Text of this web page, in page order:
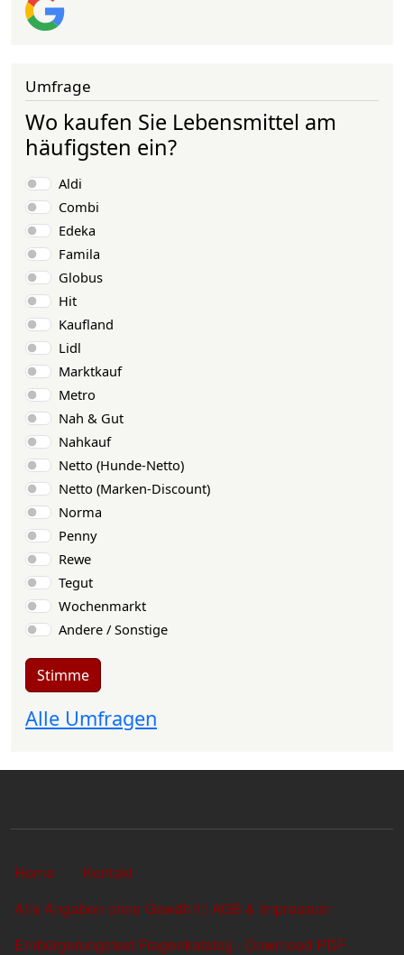
Umfrage
Wo kaufen Sie Lebensmittel am
häufigsten ein?
Auswahlmöglichkeiten
Aldi
Combi
Edeka
Famila
Globus
Hit
Kaufland
Lidl
Marktkauf
Metro
Nah & Gut
Nahkauf
Netto (Hunde-Netto)
Netto (Marken-Discount)
Norma
Penny
Rewe
Tegut
Wochenmarkt
Andere / Sonstige
Stimme
Alle Umfragen
Sekundärlinks
Home
Kontakt
Alle Angaben ohne Gewähr! | AGB & Impressum
Einbürgerungstest Fragenkatalog - Download PDF